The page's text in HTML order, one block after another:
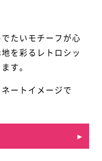
たいモチーフが心
を彩るレトロシッ
す。
ートイメージで